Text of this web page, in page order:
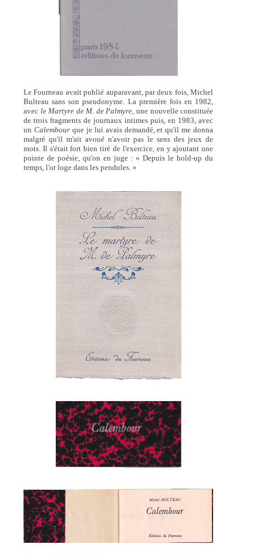
Le Fourneau avait publié auparavant, par deux fois, Michel
Bulteau sans son pseudonyme. La première fois en 1982,
avec le Martyre de M. de Palmyre, une nouvelle constituée
de trois fragments de journaux intimes puis, en 1983, avec
un Calembourque je lui avais demandé, et qu'il me donna
malgré qu'il m'ait avoué n'avoir pas le sens des jeux de
mots. Il s'était fort bien tiré de l'exercice, en y ajoutant une
pointe de poésie, qu'on en juge : « Depuis le hold-up du
temps, l'or loge dans les pendules. »